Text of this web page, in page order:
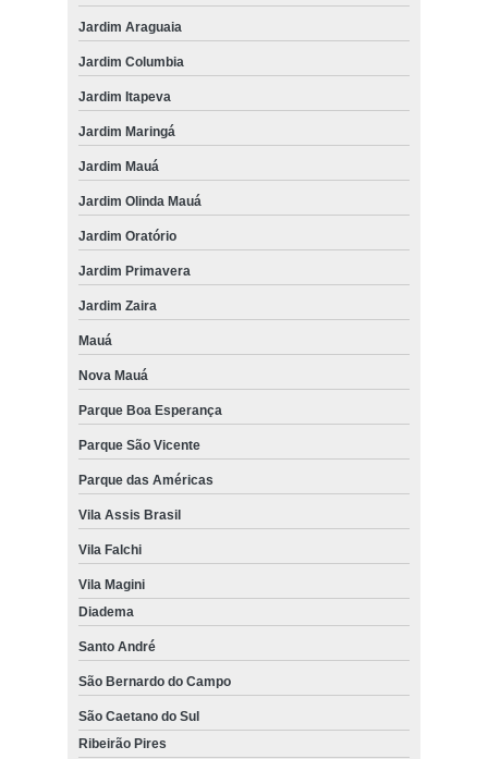
Jardim Araguaia
Jardim Columbia
Jardim Itapeva
Jardim Maringá
Jardim Mauá
Jardim Olinda Mauá
Jardim Oratório
Jardim Primavera
Jardim Zaira
Mauá
Nova Mauá
Parque Boa Esperança
Parque São Vicente
Parque das Américas
Vila Assis Brasil
Vila Falchi
Vila Magini
Diadema
Santo André
São Bernardo do Campo
São Caetano do Sul
Ribeirão Pires